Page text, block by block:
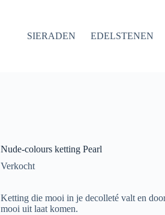
SIERADEN EDELSTENEN
Nude-colours ketting Pearl
Verkocht
Ketting die mooi in je decolleté valt en
mooi uit laat komen.